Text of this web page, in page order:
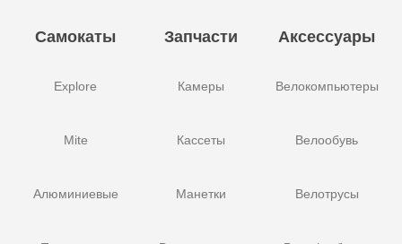
Самокаты
Explore
Mite
Алюминиевые
Запчасти
Камеры
Кассеты
Манетки
Аксессуары
Велокомпьютеры
Велообувь
Велотрусы